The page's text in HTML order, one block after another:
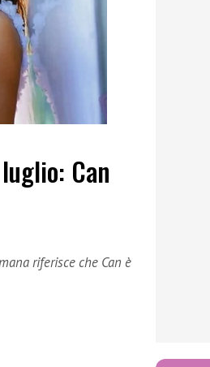
Can
riferisce che Can è